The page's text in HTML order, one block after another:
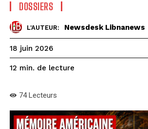
DOSSIERS
L'AUTEUR: Newsdesk Libnanews
18 juin 2026
12 min. de lecture
74Lecteurs